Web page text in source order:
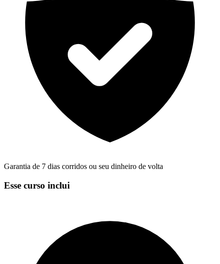
Garantia de 7 dias corridos ou seu dinheiro de volta
Esse curso inclui